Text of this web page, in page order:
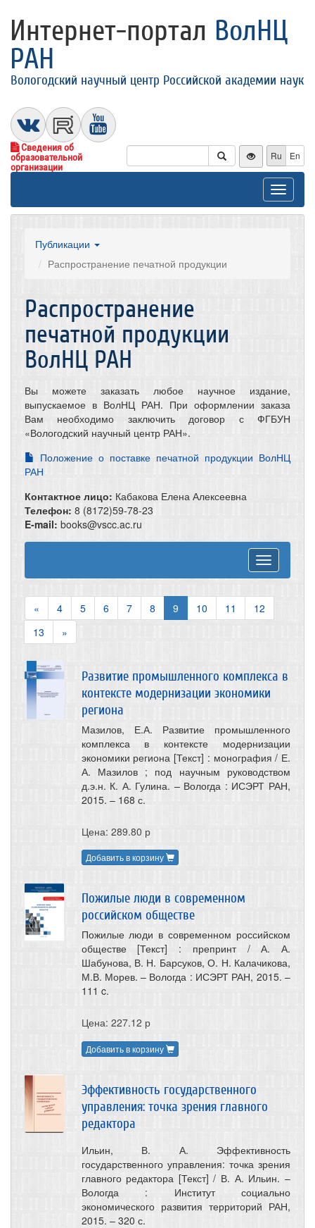
Интернет-портал ВолНЦ
РАН
Вологодский научный центр Российской академии наук
Сведения об
образовательной
организации
Ru En
Toggle
Публикации
Распространение печатной продукции
Распространение
печатной продукции
ВолНЦ РАН
Вы можете заказать любое научное издание,
выпускаемое в ВолНЦ РАН. При оформлении заказа
Вам необходимо заключить договор с ФГБУН
«Вологодский научный центр РАН».
Положение о поставке печатной продукции ВолНЦ
РАН
Контактное лицо: Кабакова Елена Алексеевна
Телефон: 8 (8172)59-78-23
E-mail: books@vscc.ac.ru
Toggle
navigation
« 4 5 6 7 8 9 10 11
12
13
»
Развитие промышленного комплекса в
контексте модернизации экономики
региона
Мазилов, Е.А. Развитие промышленного
комплекса в контексте модернизации
экономики региона [Текст] : монография / Е.
А. Мазилов ; под научным руководством
д.э.н. К. А. Гулина. – Вологда : ИСЭРТ РАН,
2015. – 168 с.
Цена: 289.80 р
Добавить в корзину
Пожилые люди в современном
российском обществе
Пожилые люди в современном российском
обществе [Текст] : препринт / А. А.
Шабунова, В. Н. Барсуков, О. Н. Калачикова,
М.В. Морев. – Вологда : ИСЭРТ РАН, 2015. –
111 c.
Цена: 227.12 р
Добавить в корзину
Эффективность государственного
управления: точка зрения главного
редактора
Ильин, В. А. Эффективность
государственного управления: точка зрения
главного редактора [Текст] / В. А. Ильин. –
Вологда : Институт социально
экономического развития территорий РАН,
2015. – 320 с.